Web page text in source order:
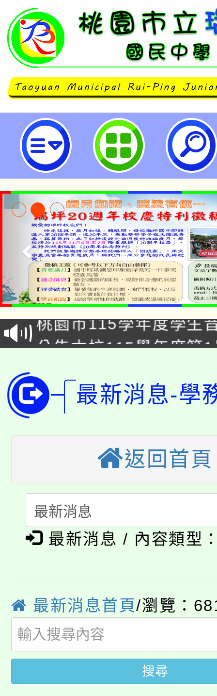
臺灣桃園地方檢察署為推動本（
年暑期犯罪預防活動一案，請鼓勵
桃園地方檢察署網站參加有獎徵答
坪國民中學
「2026金融保險知識
車」活動
桃園市115學年度學生
生本土語及新住民語歌
公告本校115學年度第
代理(課)教師甄選結果(
轉知中國文化大學推廣
《TA101》溝通分析基
程，歡迎學生輔導中心
心理、諮商輔導、社會
系所師生報名參加。
轉知苗栗縣政府辦理
縣市「校園短影音徵選
門員」簡章及活動海報
踴躍報名參加。
桃園市115學年度學生
「桃園市補助參觀特色
展演活動實施計畫」
115年度「教育部表揚
義教育推展貢獻獎」
「2026 ART TAIPEI臺
博覽會」之「藝術教育
「2026金融保險知識
代理(課)教師甄選結果(
公告本校115學年度第
代理(課)教師甄選結果(
轉知中國文化大學推廣
《TA101》溝通分析基
程，歡迎學生輔導中心
轉知苗栗縣政府辦理
縣市「校園短影音徵選
桃園市115學年度學生
最新消息-學
返回首頁
最新消息 / 內容類型
最新消息首頁/瀏覽：
搜尋